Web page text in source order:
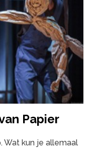
Papier
Wat kun je allemaal